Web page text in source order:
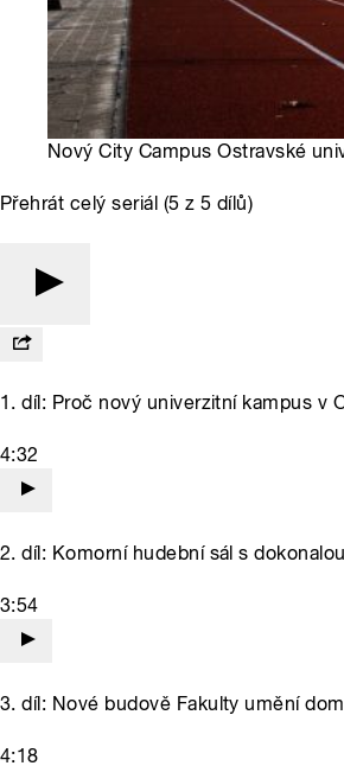
Nový City Campus Ostravské
Přehrát celý seriál (5 z 5 dílů)
1. díl: Proč nový univerzitní kampus v
4:32
2. díl: Komorní hudební sál s
3:54
3. díl: Nové budově Fakulty umění
4:18